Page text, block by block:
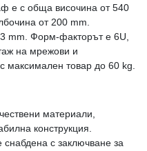
е с обща височина от 540
от 200 mm.
mm. Форм-факторът е 6U,
на мрежови и
максимален товар до 60 kg.
материали,
конструкция.
с заключване за